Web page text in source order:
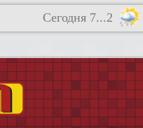
Сегодня 7...2